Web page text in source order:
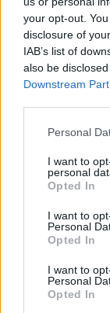
your opt-out.
disclosure of
IAB’s list of
also be
Downstream
Please note
not limited to
grant or deny
use your data
consent section.
Personal
I want to
personal
Opted In
I want to
Personal
Opted In
I want to
Personal
Opted In
Σε πορτοκαλί
για φωτιές η
άνεμοι –